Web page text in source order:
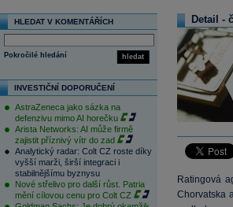
HLEDAT V KOMENTÁŘÍCH
hledat
Pokročilé hledání
INVESTIČNÍ DOPORUČENÍ
AstraZeneca jako sázka na
defenzivu mimo AI horečku
Arista Networks: AI může firmě
zajistit příznivý vítr do zad
Analytický radar: Colt CZ roste díky
vyšší marži, širší integraci i
stabilnějšímu byznysu
Nové střelivo pro další růst. Patria
mění cílovou cenu pro Colt CZ
Detail -
Ratingová
Chorvatska